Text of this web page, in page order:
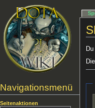
Navigationsmenü
Seitenaktionen